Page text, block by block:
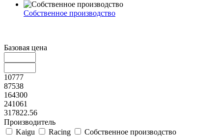
Собственное производство
Базовая цена
10777
87538
164300
241061
317822.56
Производитель
Kaigu
Racing Собственное производство